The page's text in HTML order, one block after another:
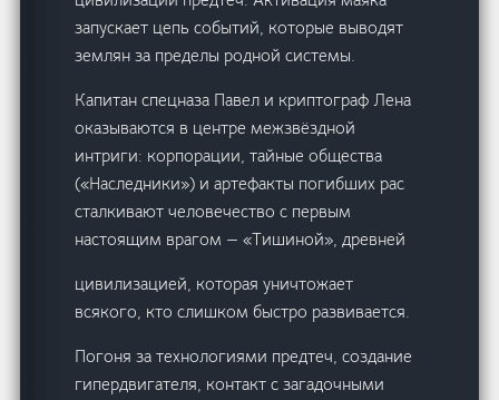
запускает цепь событий, которые выводят
землян за пределы родной системы.
Капитан спецназа Павел и криптограф Лена
оказываются в центре межзвёздной
интриги: корпорации, тайные общества
(«Наследники») и артефакты погибших рас
сталкивают человечество с первым
настоящим врагом — «Тишиной», древней
цивилизацией, которая уничтожает
всякого, кто слишком быстро развивается.
Погоня за технологиями предтеч, создание
гипердвигателя, контакт с загадочными